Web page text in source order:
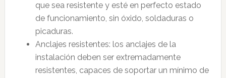
que sea resistente y esté en perfecto estado
de funcionamiento, sin óxido, soldaduras o
picaduras.
Anclajes resistentes: los anclajes de la
instalación deben ser extremadamente
resistentes, capaces de soportar un mínimo de